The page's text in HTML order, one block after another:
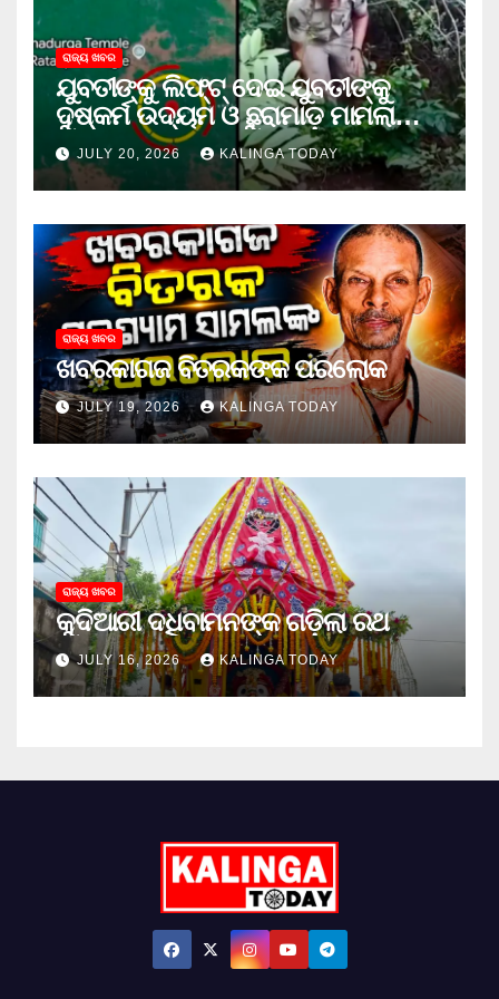
ରାଜ୍ୟ ଖବର
ଯୁବତୀଙ୍କୁ ଲିଫ୍‌ଟ୍‌ ଦେଇ ଯୁବତୀଙ୍କୁ
ଦୁଷ୍କର୍ମ ଉଦ୍ୟମ ଓ ଛୁରାମାଡ଼ ମାମଲାରେ
ଜେଲ ଗଲା ଅଭିଯୁକ୍ତ
JULY 20, 2026 KALINGA TODAY
ରାଜ୍ୟ ଖବର
ଖବରକାଗଜ ବିତରକଙ୍କ ପରଲୋକ
JULY 19, 2026 KALINGA TODAY
ରାଜ୍ୟ ଖବର
କୁଦିଆରୀ ଦଧିବାମନଙ୍କ ଗଡ଼ିଲା ରଥ
JULY 16, 2026 KALINGA TODAY